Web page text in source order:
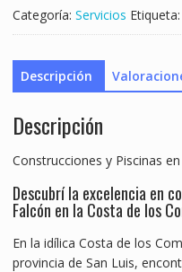
Categoría: Servicios Etiqueta:
Descripción
Descripción
Construcciones y Piscinas
Descubrí la excelencia en
Falcón en la Costa de los
En la idílica Costa de los
provincia de San Luis,